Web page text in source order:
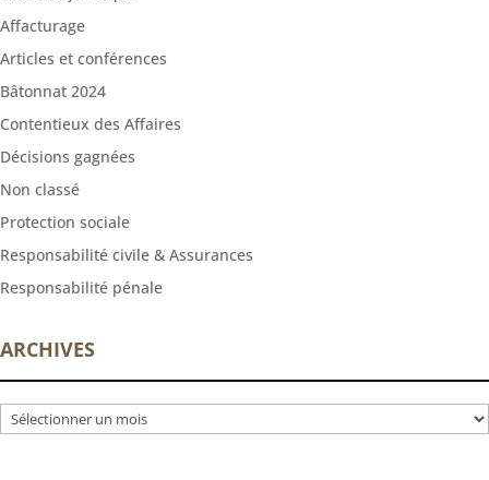
Affacturage
Articles et conférences
Bâtonnat 2024
Contentieux des Affaires
Décisions gagnées
Non classé
Protection sociale
Responsabilité civile & Assurances
Responsabilité pénale
ARCHIVES
Archives